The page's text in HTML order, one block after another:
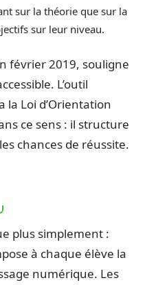
sur la théorie que sur la
sur leur niveau.
février 2019, souligne
L’outil
la Loi d’Orientation
ce sens : il structure
chances de réussite.
plus simplement :
à chaque élève la
numérique. Les